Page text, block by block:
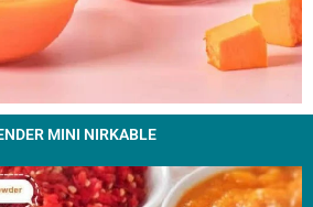
MINI NIRKABLE